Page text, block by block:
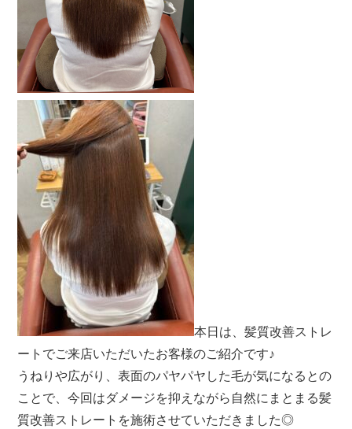
本日は、髪質改善ストレ
ートでご来店いただいたお客様のご紹介です♪
うねりや広がり、表面のパヤパヤした毛が気になるとの
ことで、今回はダメージを抑えながら自然にまとまる髪
質改善ストレートを施術させていただきました◎